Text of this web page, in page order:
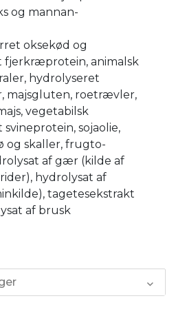
og mannan-
oksekød og
fjerkræprotein, animalsk
hydrolyseret
majsgluten, roetrævler,
vegetabilsk
sojaolie,
og skaller, frugto-
af gær (kilde af
hydrolysat af
tagetesekstrakt
af brusk